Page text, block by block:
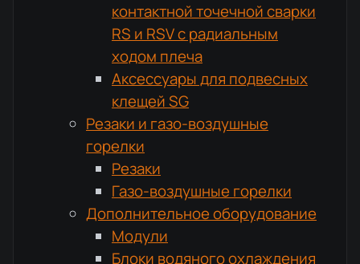
контактной точечной сварки
RS и RSV с радиальным
ходом плеча
Аксессуары для подвесных
клещей SG
Резаки и газо-воздушные
горелки
Резаки
Газо-воздушные горелки
Дополнительное оборудование
Модули
Блоки водяного охлаждения